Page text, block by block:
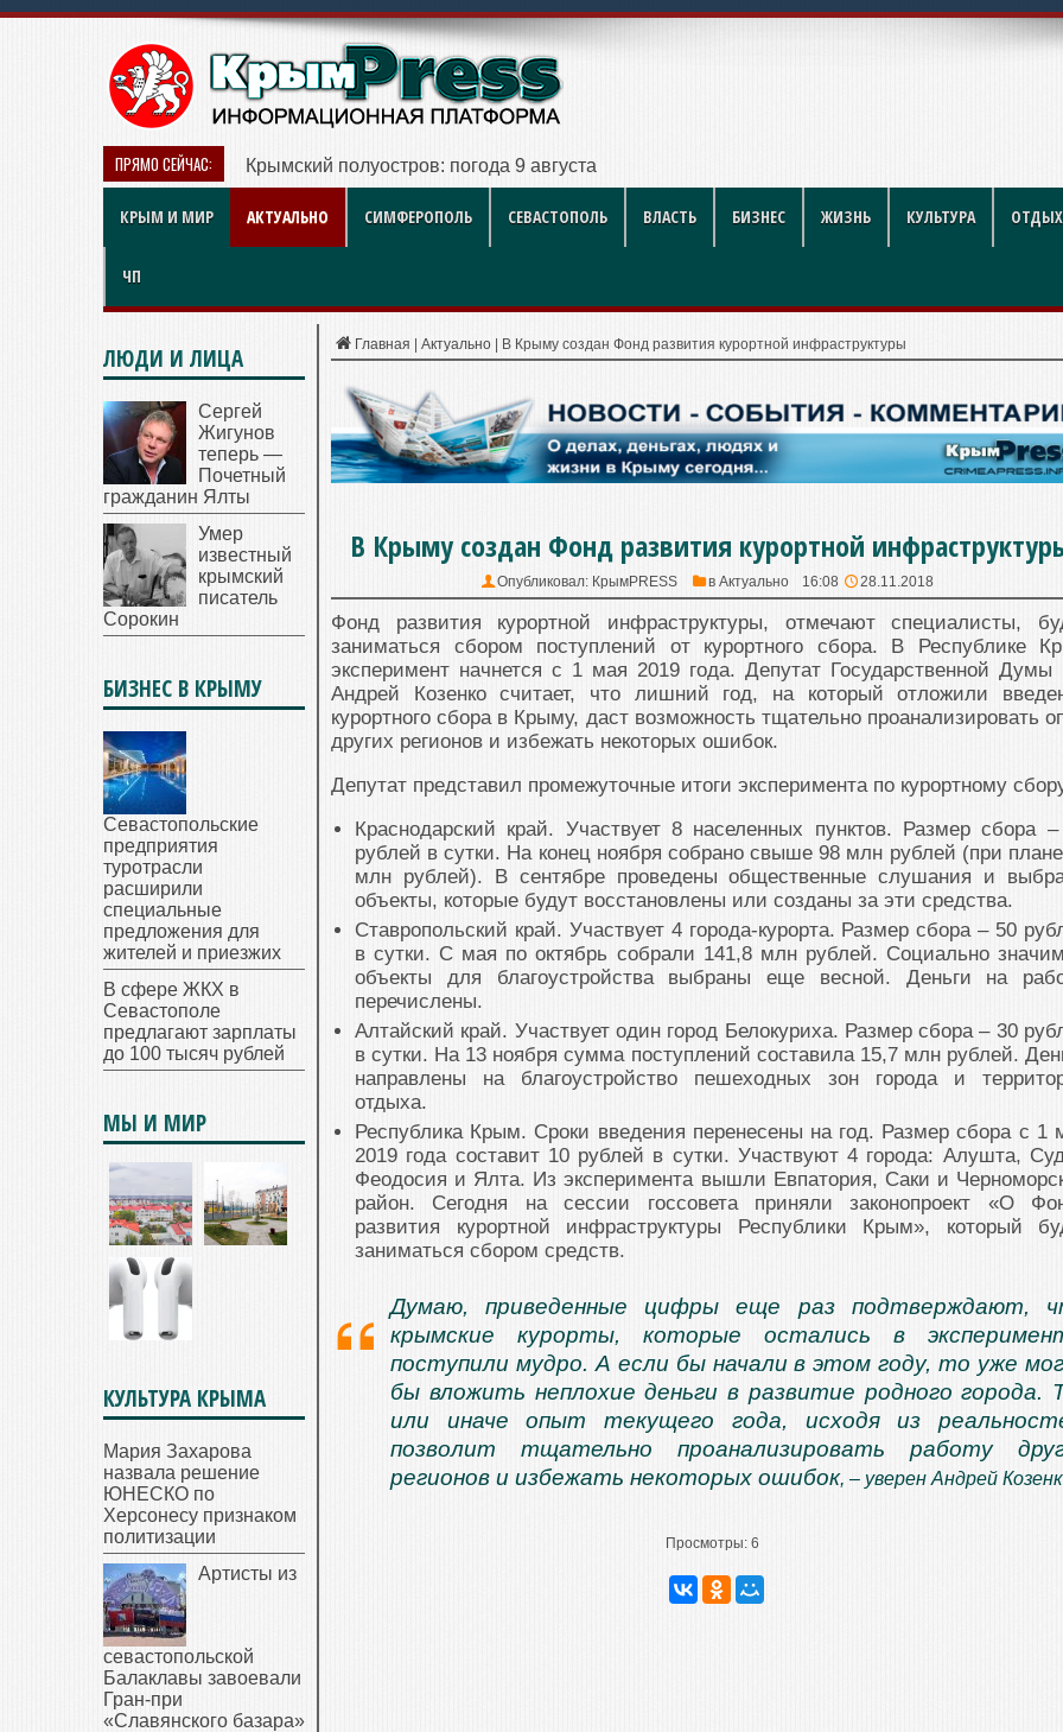
ПРЯМО СЕЙЧАС: В Севастополе наградили работников строите
КРЫМ И МИР АКТУАЛЬНО СИМФЕРОПОЛЬ СЕВАСТОПОЛЬ ВЛАСТЬ БИЗНЕС ЖИЗНЬ КУЛЬТУРА
ЧП
Главная Актуально В Крыму создан Фонд развития курортной инфраструктуры
В Крыму создан Фонд развития курортной
Опубликовал: КрымPRESS в Актуально 16:08 28.11.2018
Фонд развития курортной инфраструктуры, отмечают специалисты,
заниматься сбором поступлений от курортного сбора. В Республике
эксперимент начнется с 1 мая 2019 года. Депутат Государственной
Андрей Козенко считает, что лишний год, на который отложили
курортного сбора в Крыму, даст возможность тщательно проанализировать
других регионов и избежать некоторых ошибок.
Депутат представил промежуточные итоги эксперимента по курортному
Краснодарский край. Участвует 8 населенных пунктов. Размер сбора
рублей в сутки. На конец ноября собрано свыше 98 млн рублей (при
млн рублей). В сентябре проведены общественные слушания и
объекты, которые будут восстановлены или созданы за эти средства.
Ставропольский край. Участвует 4 города-курорта. Размер сбора – 50
в сутки. С мая по октябрь собрали 141,8 млн рублей. Социально
объекты для благоустройства выбраны еще весной. Деньги на
перечислены.
Алтайский край. Участвует один город Белокуриха. Размер сбора – 30
в сутки. На 13 ноября сумма поступлений составила 15,7 млн рублей.
направлены на благоустройство пешеходных зон города и
отдыха.
Республика Крым. Сроки введения перенесены на год. Размер сбора с 1
2019 года составит 10 рублей в сутки. Участвуют 4 города: Алушта,
Феодосия и Ялта. Из эксперимента вышли Евпатория, Саки и
район. Сегодня на сессии госсовета приняли законопроект «О
развития курортной инфраструктуры Республики Крым», который
заниматься сбором средств.
Думаю, приведенные цифры еще раз подтверждают,
крымские курорты, которые остались в
поступили мудро. А если бы начали в этом году, то уже
бы вложить неплохие деньги в развитие родного города.
или иначе опыт текущего года, исходя из
позволит тщательно проанализировать работу
регионов и избежать некоторых ошибок, – уверен Андрей
Просмотры: 6
ЛЮДИ И ЛИЦА
Сергей
Жигунов
теперь —
Почетный
гражданин Ялты
Умер
известный
крымский
писатель
Сорокин
БИЗНЕС В КРЫМУ
Севастопольские
предприятия
туротрасли
расширили
специальные
предложения для
жителей и приезжих
В сфере ЖКХ в
Севастополе
предлагают зарплаты
до 100 тысяч рублей
МЫ И МИР
КУЛЬТУРА КРЫМА
Мария Захарова
назвала решение
ЮНЕСКО по
Херсонесу признаком
политизации
Артисты из
севастопольской
Балаклавы завоевали
Гран-при
«Славянского базара»